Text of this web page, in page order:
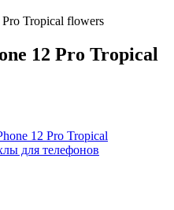
Tropical flowers
12 Pro Tropical